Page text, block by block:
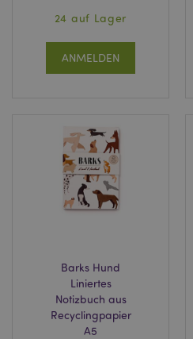
24 auf Lager
ANMELDEN
Barks Hund
Liniertes
Notizbuch aus
Recyclingpapier
A5